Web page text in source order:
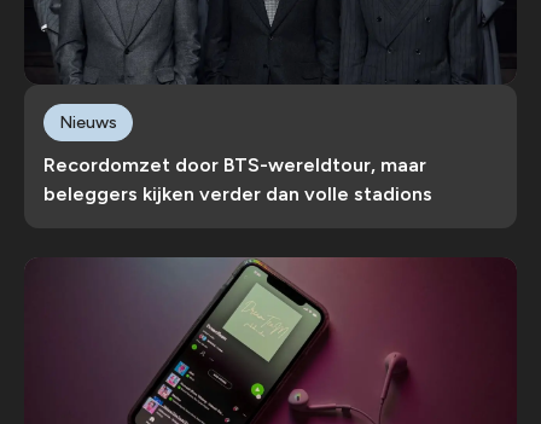
Recordomzet door BTS-wereldtour, maar
beleggers kijken verder dan volle stadions
Nieuws